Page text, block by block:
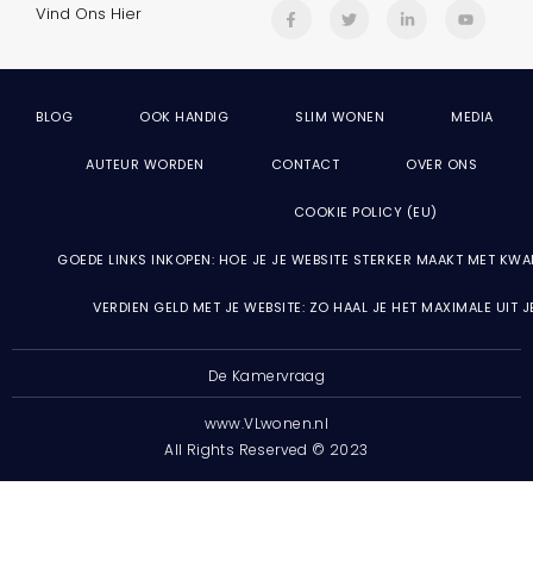
Vind Ons Hier
BLOG OOK HANDIG SLIM WONEN MEDIA
AUTEUR WORDEN CONTACT OVER ONS
COOKIE POLICY (EU)
GOEDE LINKS INKOPEN: HOE JE JE WEBSITE STERKER MAAKT MET
VERDIEN GELD MET JE WEBSITE: ZO HAAL JE HET MAXIMALE UIT
De Kamervraag
www.VLwonen.nl
All Rights Reserved © 2023